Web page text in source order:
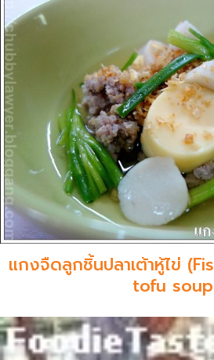
แกงจืดลูกชิ้นปลาเต้าหู้ไข่
tofu